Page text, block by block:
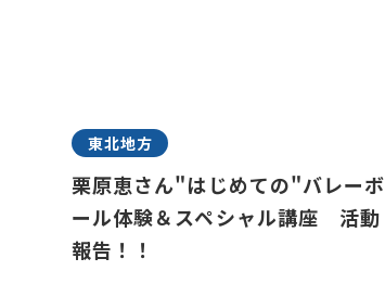
東北地方
栗原恵さん"はじめての"バレーボ
ール体験＆スペシャル講座 活動
報告！！